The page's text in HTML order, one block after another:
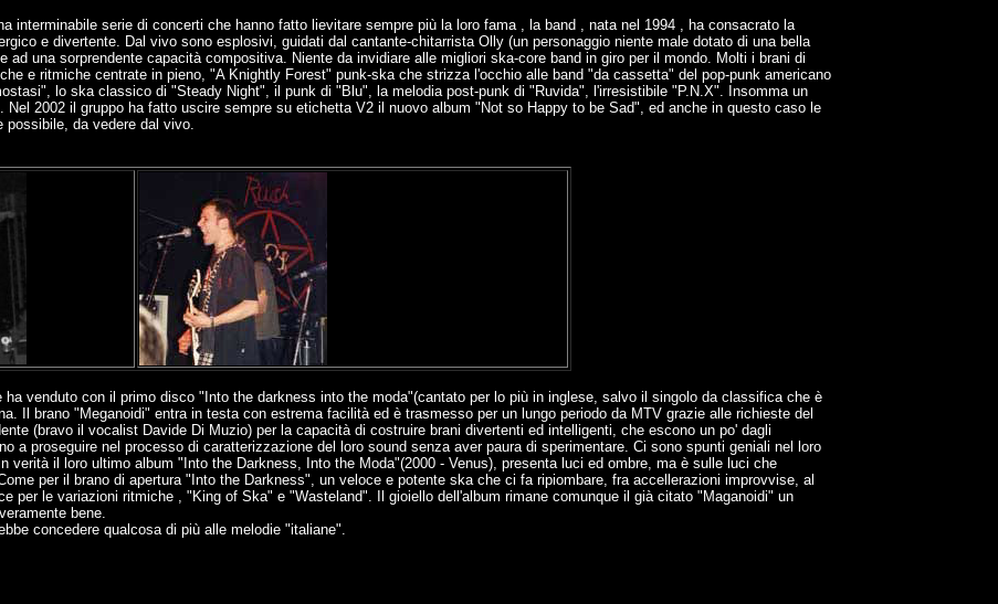
interminabile serie di concerti che hanno fatto lievitare sempre più la loro fama , la band , nata nel 1994 , ha consacrato la
e divertente. Dal vivo sono esplosivi, guidati dal cantante-chitarrista Olly (un personaggio niente male dotato di una bella
una sorprendente capacità compositiva. Niente da invidiare alle migliori ska-core band in giro per il mondo. Molti i brani di
e ritmiche centrate in pieno, "A Knightly Forest" punk-ska che strizza l'occhio alle band "da cassetta" del pop-punk americano
lo ska classico di "Steady Night", il punk di "Blu", la melodia post-punk di "Ruvida", l'irresistibile "P.N.X". Insomma un
2002 il gruppo ha fatto uscire sempre su etichetta V2 il nuovo album "Not so Happy to be Sad", ed anche in questo caso le
possibile, da vedere dal vivo.
ha venduto con il primo disco "Into the darkness into the moda"(cantato per lo più in inglese, salvo il singolo da classifica che è
Il brano "Meganoidi" entra in testa con estrema facilità ed è trasmesso per un lungo periodo da MTV grazie alle richieste del
(bravo il vocalist Davide Di Muzio) per la capacità di costruire brani divertenti ed intelligenti, che escono un po' dagli
a proseguire nel processo di caratterizzazione del loro sound senza aver paura di sperimentare. Ci sono spunti geniali nel loro
verità il loro ultimo album "Into the Darkness, Into the Moda"(2000 - Venus), presenta luci ed ombre, ma è sulle luci che
per il brano di apertura "Into the Darkness", un veloce e potente ska che ci fa ripiombare, fra accellerazioni improvvise, al
per le variazioni ritmiche , "King of Ska" e "Wasteland". Il gioiello dell'album rimane comunque il già citato "Maganoidi" un
bene.
concedere qualcosa di più alle melodie "italiane".